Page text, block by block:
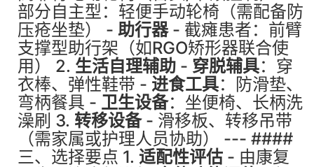
部分自主型：轻便手动轮椅（需配备防
压疮坐垫） - 助行器- 截瘫患者：前臂
支撑型助行架（如RGO矫形器联合使
用） 2. 生活自理辅助 - 穿脱辅具：穿
衣棒、弹性鞋带 - 进食工具：防滑垫、
弯柄餐具 - 卫生设备：坐便椅、长柄洗
澡刷 3. 转移设备- 滑移板、转移吊带
（需家属或护理人员协助） --- ####
三、选择要点 1. 适配性评估 - 由康复